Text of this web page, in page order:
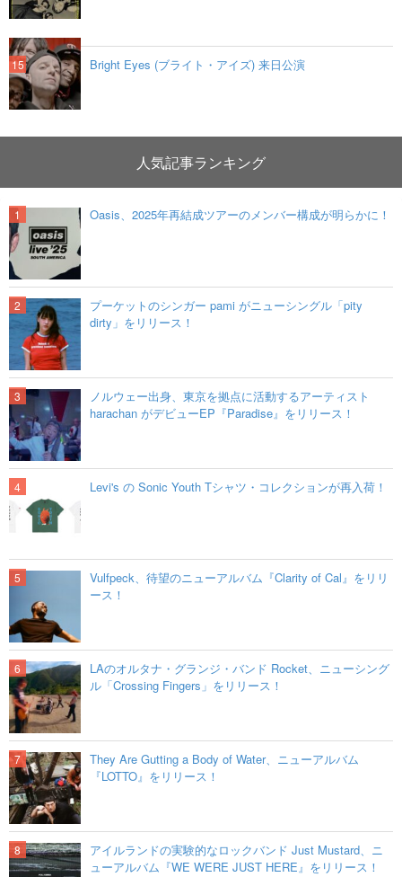
Bright Eyes (ブライト・アイズ) 来日公演
人気記事ランキング
Oasis、2025年再結成ツアーのメンバー構成が明らかに！
プーケットのシンガー pami がニューシングル「pity
dirty」をリリース！
ノルウェー出身、東京を拠点に活動するアーティスト
harachan がデビューEP『Paradise』をリリース！
Levi's の Sonic Youth Tシャツ・コレクションが再入荷！
Vulfpeck、待望のニューアルバム『Clarity of Cal』をリリ
ース！
LAのオルタナ・グランジ・バンド Rocket、ニューシング
ル「Crossing Fingers」をリリース！
They Are Gutting a Body of Water、ニューアルバム
『LOTTO』をリリース！
アイルランドの実験的なロックバンド Just Mustard、ニ
ューアルバム『WE WERE JUST HERE』をリリース！